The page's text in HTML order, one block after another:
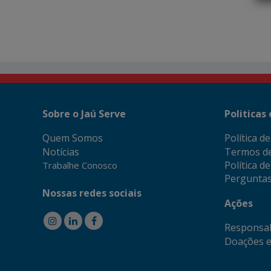
Sobre o Jaú Serve
Quem Somos
Notícias
Trabalhe Conosco
Nossas redes sociais
Politicas
Política
Termos
Política
Ações
Doações